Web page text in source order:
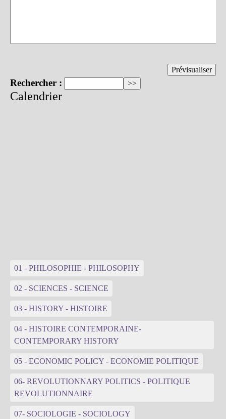
Rechercher :
Calendrier
01 - PHILOSOPHIE - PHILOSOPHY
02 - SCIENCES - SCIENCE
03 - HISTORY - HISTOIRE
04 - HISTOIRE CONTEMPORAINE-
CONTEMPORARY HISTORY
05 - ECONOMIC POLICY - ECONOMIE POLITIQUE
06- REVOLUTIONNARY POLITICS - POLITIQUE
REVOLUTIONNAIRE
07- SOCIOLOGIE - SOCIOLOGY